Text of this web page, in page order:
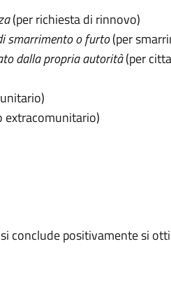
(per richiesta di rinnovo)
smarrimento o furto(per
dalla propria autorità(per
extracomunitario)
conclude positivamente si